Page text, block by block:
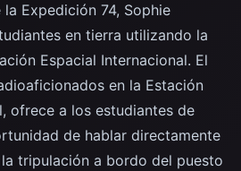
Expedición 74, Sophie
en tierra utilizando la
Espacial Internacional. El
en la Estación
ofrece a los estudiantes de
de hablar directamente
tripulación a bordo del puesto